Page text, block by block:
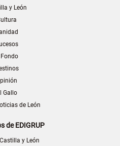
y León
Gallo
de León
de EDIGRUP
y León